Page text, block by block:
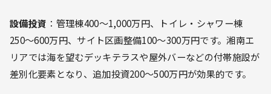
設備投資 ：管理棟400〜1,000万円、トイレ・シャワー棟
250〜600万円、サイト区画整備100〜300万円です。湘南エ
リアでは海を望むデッキテラスや屋外バーなどの付帯施設が
差別化要素となり、追加投資200〜500万円が効果的です。